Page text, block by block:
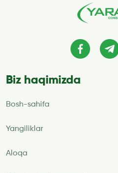
Biz haqimizda
Bosh-sahifa
Yangiliklar
Aloqa